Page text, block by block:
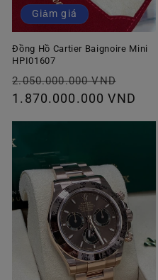
Giảm giá
Đồng Hồ Cartier Baignoire Mini
HPI01607
Giá
thông
2.050.000.000 VND
ưu
1.870.000.000 VND